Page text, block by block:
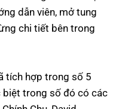
dẫn viên, mở tung
chi tiết bên trong
tích hợp trong số 5
trong số đó có các